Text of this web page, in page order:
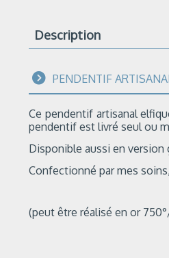
Description
PENDENTIF
Ce pendentif artisanal
pendentif est livré seul ou
Disponible aussi en version
Confectionné par mes
(peut être réalisé en or